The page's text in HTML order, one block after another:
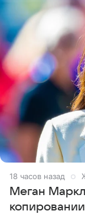
18 часов назад
Меган